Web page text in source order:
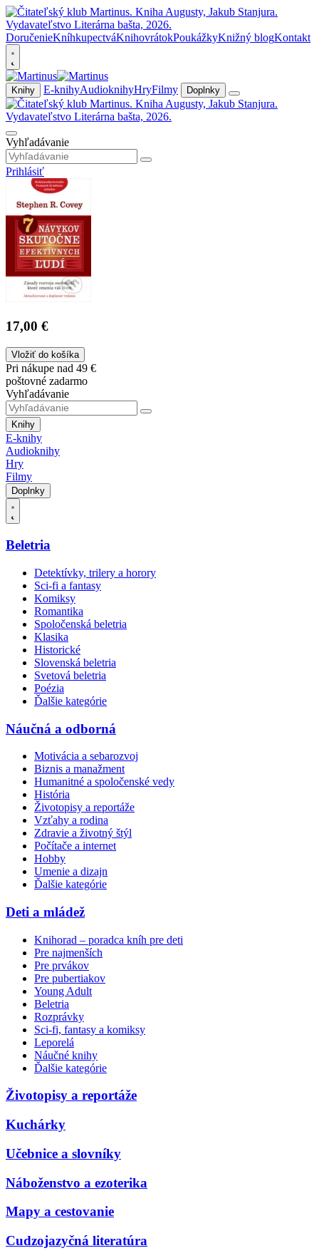
DoručenieKníhkupectváKnihovrátokPoukážkyKnižný blogKontakt
Knihy E-knihyAudioknihyHryFilmy Doplnky
Vyhľadávanie
Prihlásiť
17,00 €
Vložiť do košíka
Pri nákupe nad 49 €
poštovné zadarmo
Vyhľadávanie
Knihy
E-knihy
Audioknihy
Hry
Filmy
Doplnky
Beletria
Detektívky, trilery a horory
Sci-fi a fantasy
Komiksy
Romantika
Spoločenská beletria
Klasika
Historické
Slovenská beletria
Svetová beletria
Poézia
Ďalšie kategórie
Náučná a odborná
Motivácia a sebarozvoj
Biznis a manažment
Humanitné a spoločenské vedy
História
Životopisy a reportáže
Vzťahy a rodina
Zdravie a životný štýl
Počítače a internet
Hobby
Umenie a dizajn
Ďalšie kategórie
Deti a mládež
Knihorad – poradca kníh pre deti
Pre najmenších
Pre prvákov
Pre pubertiakov
Young Adult
Beletria
Rozprávky
Sci-fi, fantasy a komiksy
Leporelá
Náučné knihy
Ďalšie kategórie
Životopisy a reportáže
Kuchárky
Učebnice a slovníky
Náboženstvo a ezoterika
Mapy a cestovanie
Cudzojazyčná literatúra